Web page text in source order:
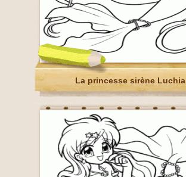
La princesse sirène Luchia